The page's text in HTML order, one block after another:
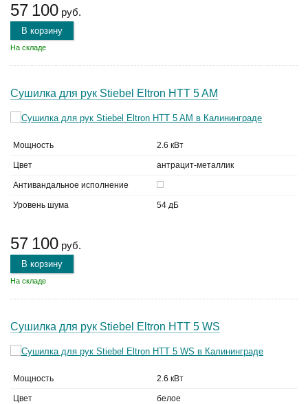
57 100 руб.
В корзину
На складе
Сушилка для рук Stiebel Eltron HTT 5 AM
Мощность 2.6 кВт
Цвет антрацит-металлик
Антивандальное исполнение
Уровень шума 54 дБ
57 100 руб.
В корзину
На складе
Сушилка для рук Stiebel Eltron HTT 5 WS
Мощность 2.6 кВт
Цвет белое